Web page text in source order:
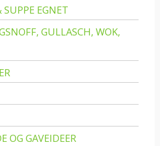
SUPPE EGNET
GULLASCH, WOK,
OG GAVEIDEER